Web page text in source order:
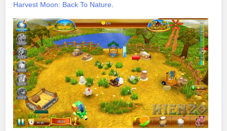
Harvest Moon: Back To Nature